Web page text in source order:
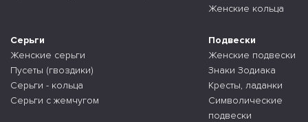
Женские кольца
Серьги
Женские серьги
Пусеты (гвоздики)
Серьги - кольца
Серьги с жемчугом
Подвески
Женские подвески
Знаки Зодиака
Кресты, ладанки
Символические
подвески